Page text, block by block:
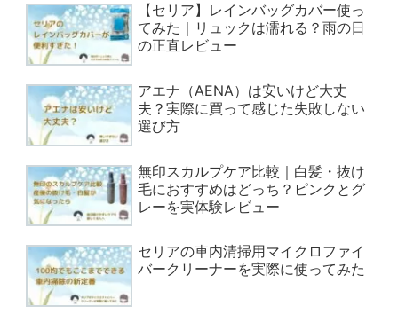
【セリア】レインバッグカバー使っ
てみた｜リュックは濡れる？雨の日
の正直レビュー
アエナ（AENA）は安いけど大丈
夫？実際に買って感じた失敗しない
選び方
無印スカルプケア比較｜白髪・抜け
毛におすすめはどっち？ピンクとグ
レーを実体験レビュー
セリアの車内清掃用マイクロファイ
バークリーナーを実際に使ってみた